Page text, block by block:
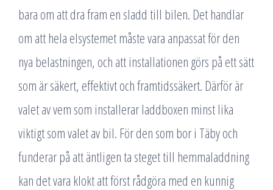
bara om att dra fram en sladd till bilen. Det handlar
om att hela elsystemet måste vara anpassat för den
nya belastningen, och att installationen görs på ett sätt
som är säkert, effektivt och framtidssäkert. Därför är
valet av vem som installerar laddboxen minst lika
viktigt som valet av bil. För den som bor i Täby och
funderar på att äntligen ta steget till hemmaladdning
kan det vara klokt att först rådgöra med en kunnig